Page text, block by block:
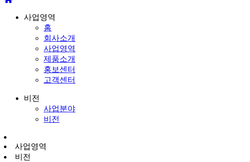
사업영역
홈
회사소개
사업영역
제품소개
홍보센터
고객센터
비전
사업분야
비전
사업영역
비전